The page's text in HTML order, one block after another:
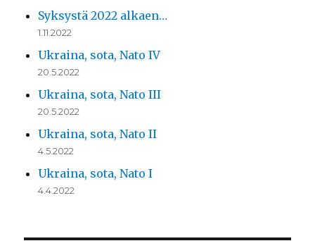
Syksystä 2022 alkaen…
1.11.2022
Ukraina, sota, Nato IV
20.5.2022
Ukraina, sota, Nato III
20.5.2022
Ukraina, sota, Nato II
4.5.2022
Ukraina, sota, Nato I
4.4.2022